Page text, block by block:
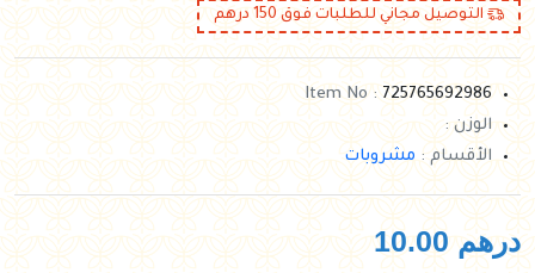
التوصيل مجاني للطلبات فوق150درهم
Item No :725765692986
الوزن :
الأقسام : مشروبات
درهم 10.00